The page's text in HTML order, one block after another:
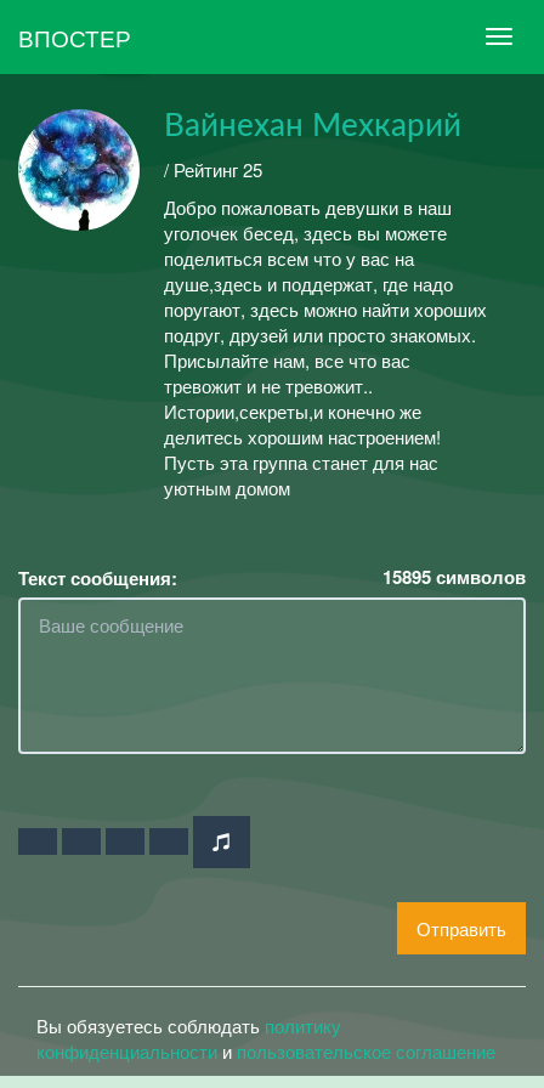
ВПОСТЕР
Вайнехан Мехкарий
/ Рейтинг 25
Добро пожаловать девушки в наш
уголочек бесед, здесь вы можете
поделиться всем что у вас на
душе,здесь и поддержат, где надо
поругают, здесь можно найти хороших
подруг, друзей или просто знакомых.
Присылайте нам, все что вас
тревожит и не тревожит..
Истории,секреты,и конечно же
делитесь хорошим настроением!
Пусть эта группа станет для нас
уютным домом
Текст сообщения: 15895символов
Отправить
Вы обязуетесь соблюдать политику
конфиденциальности и пользовательское соглашение